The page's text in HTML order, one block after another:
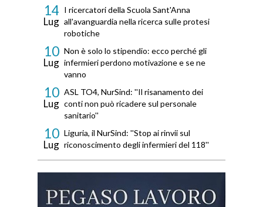
14
Lug
I ricercatori della Scuola Sant'Anna
all'avanguardia nella ricerca sulle protesi
robotiche
10
Lug
Non è solo lo stipendio: ecco perché gli
infermieri perdono motivazione e se ne
vanno
10
Lug
ASL TO4, NurSind: ''Il risanamento dei
conti non può ricadere sul personale
sanitario''
10
Lug
Liguria, il NurSind: ''Stop ai rinvii sul
riconoscimento degli infermieri del 118''